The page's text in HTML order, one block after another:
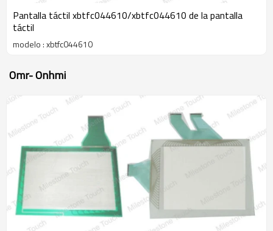
Pantalla táctil xbtfc044610/xbtfc044610 de la pantalla
táctil
modelo : xbtfc044610
Omr- Onhmi